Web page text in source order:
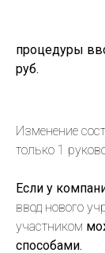
процедуры
руб.
Изменение
только 1
Если у
ввод нового
участником
способами.